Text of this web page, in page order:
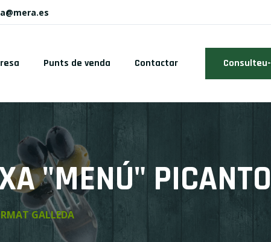
Punts de venda Contactar
"MENÚ"
GALLEDA